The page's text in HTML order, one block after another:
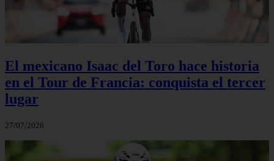
El mexicano Isaac del Toro hace historia
en el Tour de Francia: conquista el tercer
lugar
27/07/2026